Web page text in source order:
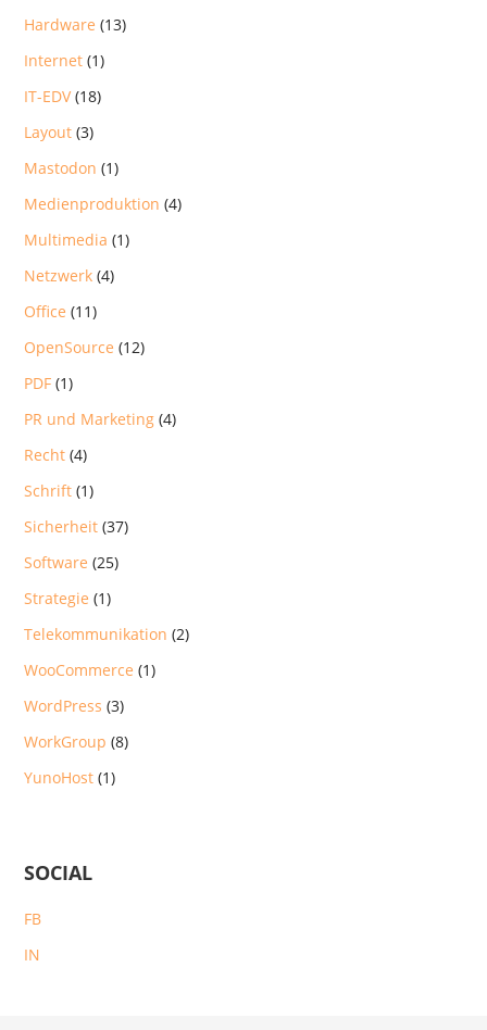
Hardware (13)
Internet (1)
IT-EDV(18)
Layout (3)
Mastodon (1)
Medienproduktion (4)
Multimedia (1)
Netzwerk (4)
Office (11)
OpenSource (12)
PDF (1)
PR und Marketing (4)
Recht (4)
Schrift (1)
Sicherheit (37)
Software (25)
Strategie (1)
Telekommunikation (2)
WooCommerce (1)
WordPress (3)
WorkGroup (8)
YunoHost (1)
SOCIAL
FB
IN